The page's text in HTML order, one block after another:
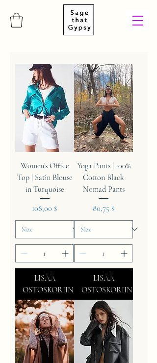
Women’s Office
Top | Satin Blouse
in Turquoise
Hinta
108,00 $
LISÄÄ
OSTOSKORIIN
Yoga Pants | 100%
Cotton Black
Nomad Pants
Hinta
80,75 $
LISÄÄ
OSTOSKORIIN